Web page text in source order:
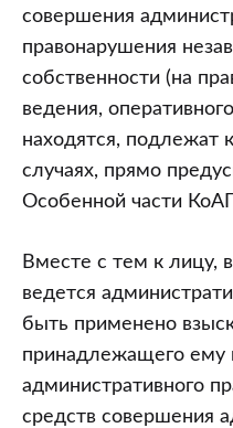
совершения
правонарушения
собственности (на
ведения,
находятся, подлежат
случаях, прямо
Особенной части
Вместе с тем к лицу,
ведется
быть применено
принадлежащего ему
административного
средств совершения